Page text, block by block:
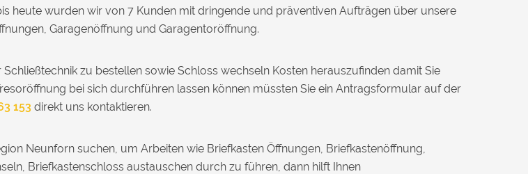
heute wurden wir von 7 Kunden mit dringende und präventiven Aufträgen über unsere
Garagenöffnung und Garagentoröffnung.
zu bestellen sowie Schloss wechseln Kosten herauszufinden damit Sie
bei sich durchführen lassen können müssten Sie ein Antragsformular auf der
153 direkt uns kontaktieren.
Neunforn suchen, um Arbeiten wie Briefkasten Öffnungen, Briefkastenöffnung,
Briefkastenschloss austauschen durch zu führen, dann hilft Ihnen